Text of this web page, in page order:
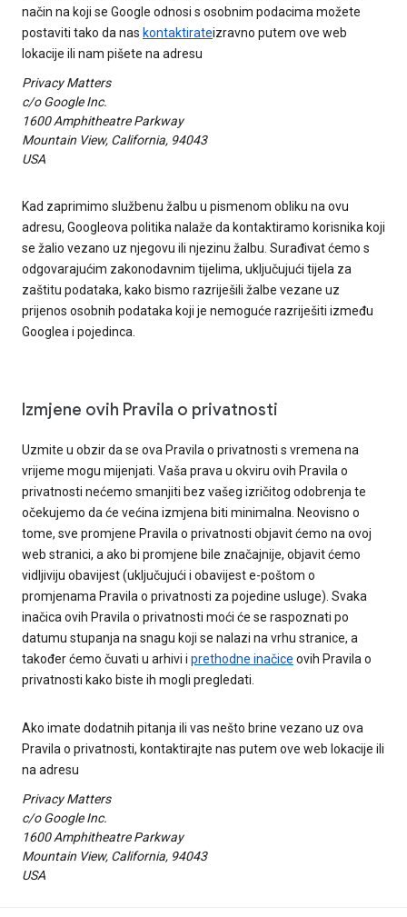
način na koji se Google odnosi s osobnim podacima možete
postaviti tako da nas kontaktirateizravno putem ove web
lokacije ili nam pišete na adresu
Privacy Matters
c/o Google Inc.
1600 Amphitheatre Parkway
Mountain View, California, 94043
USA
Kad zaprimimo službenu žalbu u pismenom obliku na ovu
adresu, Googleova politika nalaže da kontaktiramo korisnika koji
se žalio vezano uz njegovu ili njezinu žalbu. Surađivat ćemo s
odgovarajućim zakonodavnim tijelima, uključujući tijela za
zaštitu podataka, kako bismo razriješili žalbe vezane uz
prijenos osobnih podataka koji je nemoguće razriješiti između
Googlea i pojedinca.
Izmjene ovih Pravila o privatnosti
Uzmite u obzir da se ova Pravila o privatnosti s vremena na
vrijeme mogu mijenjati. Vaša prava u okviru ovih Pravila o
privatnosti nećemo smanjiti bez vašeg izričitog odobrenja te
očekujemo da će većina izmjena biti minimalna. Neovisno o
tome, sve promjene Pravila o privatnosti objavit ćemo na ovoj
web stranici, a ako bi promjene bile značajnije, objavit ćemo
vidljiviju obavijest (uključujući i obavijest e-poštom o
promjenama Pravila o privatnosti za pojedine usluge). Svaka
inačica ovih Pravila o privatnosti moći će se raspoznati po
datumu stupanja na snagu koji se nalazi na vrhu stranice, a
također ćemo čuvati u arhivi i prethodne inačice ovih Pravila o
privatnosti kako biste ih mogli pregledati.
Ako imate dodatnih pitanja ili vas nešto brine vezano uz ova
Pravila o privatnosti, kontaktirajte nas putem ove web lokacije ili
na adresu
Privacy Matters
c/o Google Inc.
1600 Amphitheatre Parkway
Mountain View, California, 94043
USA